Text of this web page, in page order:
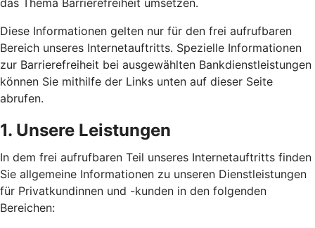
das Thema Barrierefreiheit umsetzen.
Diese Informationen gelten nur für den frei aufrufbaren
Bereich unseres Internetauftritts. Spezielle Informationen
zur Barrierefreiheit bei ausgewählten Bankdienstleistungen
können Sie mithilfe der Links unten auf dieser Seite
abrufen.
1. Unsere Leistungen
In dem frei aufrufbaren Teil unseres Internetauftritts finden
Sie allgemeine Informationen zu unseren Dienstleistungen
für Privatkundinnen und -kunden in den folgenden
Bereichen: